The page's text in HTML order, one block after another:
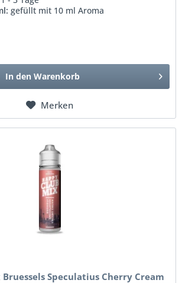
gefüllt mit 10 ml Aroma
In den Warenkorb
Merken
Speculatius Cherry Cream